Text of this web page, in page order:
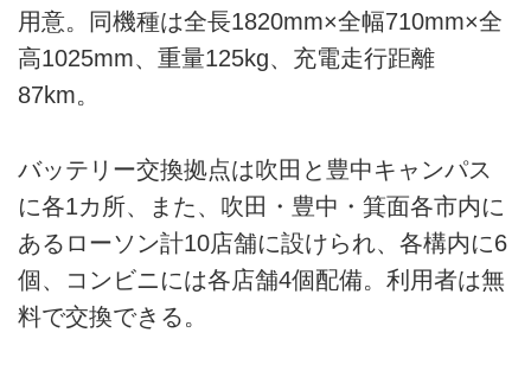
用意。同機種は全長1820mm×全幅710mm×全
高1025mm、重量125kg、充電走行距離
87km。
バッテリー交換拠点は吹田と豊中キャンパス
に各1カ所、また、吹田・豊中・箕面各市内に
あるローソン計10店舗に設けられ、各構内に6
個、コンビニには各店舗4個配備。利用者は無
料で交換できる。